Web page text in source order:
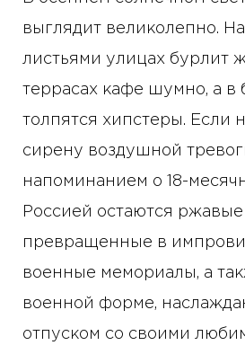
выглядит великолепно.
листьями улицах бурлит
террасах кафе шумно, а в
толпятся хипстеры. Если
сирену воздушной
напоминанием о 18-
Россией остаются ржавые
превращенные в
военные мемориалы, а
военной форме,
отпуском со своими